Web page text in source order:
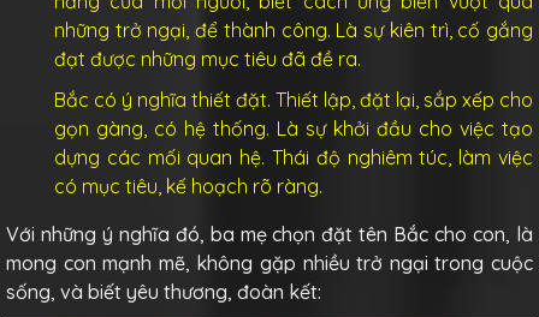
những trở ngại, để thành công. Là sự kiên trì, cố gắng
đạt được những mục tiêu đã đề ra.
Bắc có ý nghĩa thiết đặt. Thiết lập, đặt lại, sắp xếp cho
gọn gàng, có hệ thống. Là sự khởi đầu cho việc tạo
dựng các mối quan hệ. Thái độ nghiêm túc, làm việc
có mục tiêu, kế hoạch rõ ràng.
Với những ý nghĩa đó, ba mẹ chọn đặt tên Bắc cho con, là
mong con mạnh mẽ, không gặp nhiều trở ngại trong cuộc
sống, và biết yêu thương, đoàn kết: